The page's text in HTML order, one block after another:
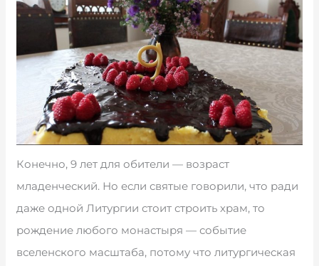
Конечно, 9 лет для обители — возраст
младенческий. Но если святые говорили, что ради
даже одной Литургии стоит строить храм, то
рождение любого монастыря — событие
вселенского масштаба, потому что литургическая